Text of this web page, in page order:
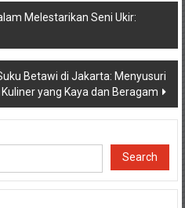
Melestarikan Seni Ukir:
Betawi di Jakarta: Menyusuri
yang Kaya dan Beragam
Search